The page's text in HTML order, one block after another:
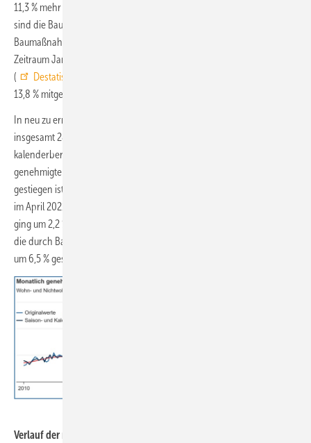
11,3 % mehr Baugenehmigungen für Wohnungen erteilt. In den Zahlen
sind die Baugenehmigungen für neue Gebäude und für
Baumaßnahmen an bestehenden Gebäuden enthalten. Für den
Zeitraum Januar bis April 2021 hatte das Statistische Bundesamt
(
Destatis
13,8 % mitgeteilt.
In neu zu errichtenden Wohngebäuden wurden im Mai 2021
insgesamt 28 199 Wohnungen genehmigt. Das waren saison- und
kalenderbereinigt 10,2 % mehr als im Vormonat. Während die Zahl
genehmigter Wohnungen in Mehrfamilienhäusern um 11,4 %
gestiegen ist, waren es bei den Einfamilienhäusern nur 0,4 % mehr als
im April 2021. Die Zahl der Baugenehmigungen für Zweifamilienhäuser
ging um 2,2 % zurück. Die Zahl der Genehmigungen für Wohnungen,
die durch Baumaßnahmen an bestehenden Gebäuden entstehen, ist
um 6,5 % gesunken.
Verlauf der monatlich genehmigten Wohnungen in Wohn- und